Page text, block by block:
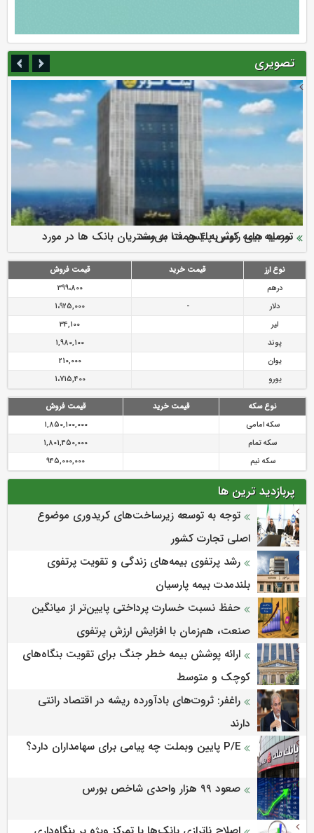
تصویری
ارزش سهام عدالت بالا رفت
سرمایه بیمه کوثر به ۴ همت می‌رسد
نود ثانیه با فولاد سنگان
تقدیر دبیرکل سندیکای بیمه گران ایران از اقدامات مدیرعامل بیمه
رازی
توصیه های رئیس پلیس فتا به مشتریان بانک ها در مورد
پیشگیری از سرقت های مجازی
نوع ارز قیمت خرید
قیمت فروش
درهم
399،800
دلار
-
1،925,000
لیر
34,100
پوند
1,980,100
یوان
210,000
یورو
1،715,400
نوع سکه قیمت خرید
قیمت فروش
سکه امامی
1,850,100,000
سکه تمام
1,801,450,000
سکه نیم
945,000,000
پربازدید ترین ها
توجه به توسعه زیرساخت‌های کریدوری موضوع
اصلی تجارت کشور
رشد پرتفوی بیمه‌های زندگی و تقویت پرتفوی
بلندمدت بیمه پارسیان
حفظ نسبت خسارت پرداختی پایین‌تر از میانگین
صنعت، هم‌زمان با افزایش ارزش پرتفوی
ارائه پوشش بیمه خطر جنگ برای تقویت بنگاه‌های
کوچک و متوسط
راغفر: ثروت‌های بادآورده ریشه در اقتصاد رانتی
دارند
P/E پایین وبملت چه پیامی برای سهامداران دارد؟
صعود ۹۹ هزار واحدی شاخص بورس